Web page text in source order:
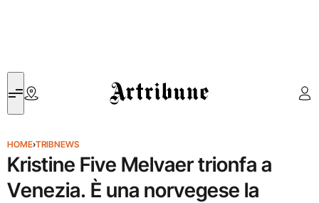
Artribune
HOME›TRIBNEWS
Kristine Five Melvaer trionfa a
Venezia. È una norvegese la